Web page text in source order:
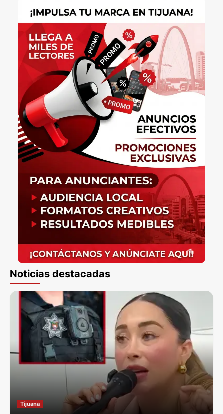
Noticias destacadas
Tijuana